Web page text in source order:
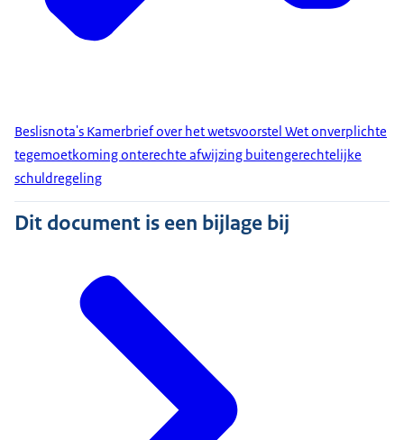
Beslisnota's Kamerbrief over het wetsvoorstel Wet onverplichte
tegemoetkoming onterechte afwijzing buitengerechtelijke
schuldregeling
Dit document is een bijlage bij